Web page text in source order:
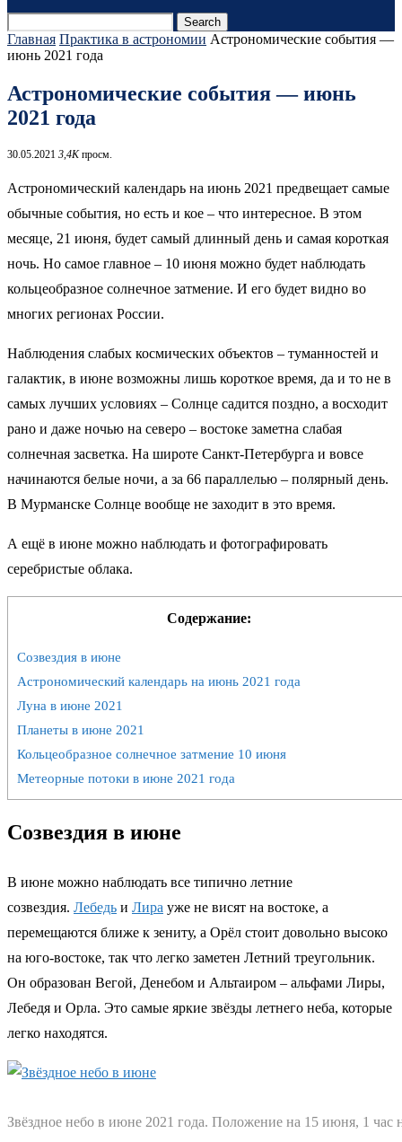
Search
Главная Практика в астрономии Астрономические события —
июнь 2021 года
Астрономические события — июнь
2021 года
30.05.2021 3,4Kпросм.
Астрономический календарь на июнь 2021 предвещает самые
обычные события, но есть и кое – что интересное. В этом
месяце, 21 июня, будет самый длинный день и самая короткая
ночь. Но самое главное – 10 июня можно будет наблюдать
кольцеобразное солнечное затмение. И его будет видно во
многих регионах России.
Наблюдения слабых космических объектов – туманностей и
галактик, в июне возможны лишь короткое время, да и то не в
самых лучших условиях – Солнце садится поздно, а восходит
рано и даже ночью на северо – востоке заметна слабая
солнечная засветка. На широте Санкт-Петербурга и вовсе
начинаются белые ночи, а за 66 параллелью – полярный день.
В Мурманске Солнце вообще не заходит в это время.
А ещё в июне можно наблюдать и фотографировать
серебристые облака.
Содержание:
Созвездия в июне
Астрономический календарь на июнь 2021 года
Луна в июне 2021
Планеты в июне 2021
Кольцеобразное солнечное затмение 10 июня
Метеорные потоки в июне 2021 года
Созвездия в июне
В июне можно наблюдать все типично летние
созвездия. Лебедь и Лира уже не висят на востоке, а
перемещаются ближе к зениту, а Орёл стоит довольно высоко
на юго-востоке, так что легко заметен Летний треугольник.
Он образован Вегой, Денебом и Альтаиром – альфами Лиры,
Лебедя и Орла. Это самые яркие звёзды летнего неба, которые
легко находятся.
Звёздное небо в июне 2021 года. Положение на 15 июня, 1 час